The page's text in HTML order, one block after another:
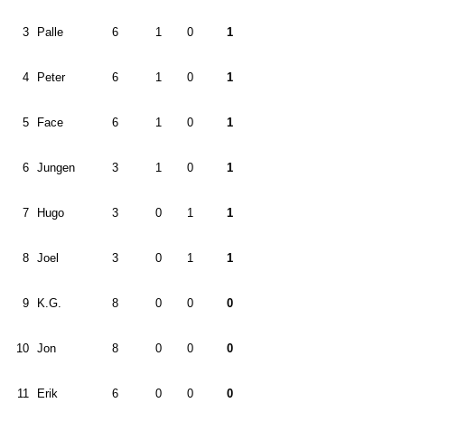
3 Palle 6 1 0 1
4 Peter 6 1 0 1
5 Face 6 1 0 1
6 Jungen 3 1 0 1
7 Hugo 3 0 1 1
8 Joel 3 0 1 1
9 K.G. 8 0 0 0
10 Jon 8 0 0 0
11 Erik 6 0 0 0